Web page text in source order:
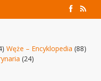
Węże – Encyklopedia (88)
(24)